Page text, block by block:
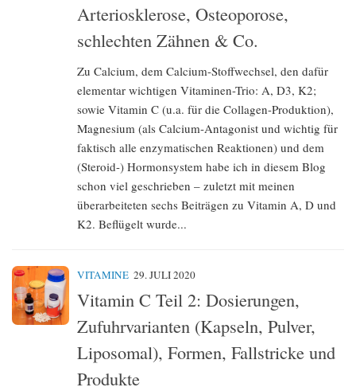
Arteriosklerose, Osteoporose,
schlechten Zähnen & Co.
Zu Calcium, dem Calcium-Stoffwechsel, den dafür
elementar wichtigen Vitaminen-Trio: A, D3, K2;
sowie Vitamin C (u.a. für die Collagen-Produktion),
Magnesium (als Calcium-Antagonist und wichtig für
faktisch alle enzymatischen Reaktionen) und dem
(Steroid-) Hormonsystem habe ich in diesem Blog
schon viel geschrieben – zuletzt mit meinen
überarbeiteten sechs Beiträgen zu Vitamin A, D und
K2. Beflügelt wurde...
VITAMINE 29. JULI 2020
Vitamin C Teil 2: Dosierungen,
Zufuhrvarianten (Kapseln, Pulver,
Liposomal), Formen, Fallstricke und
Produkte